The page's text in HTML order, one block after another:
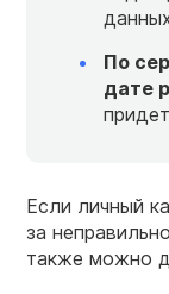
По
дате
Если личный
за
также можно